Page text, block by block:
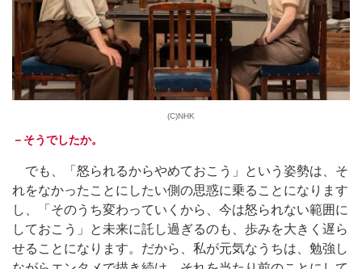
(C)NHK
－そうでしたか。
でも、「怒られるからやめておこう」という姿勢は、そ
れをなかったことにしたい側の思惑に乗ることになります
し、「そのうち変わっていくから、今は怒られない範囲に
しておこう」と未来に託し過ぎるのも、歩みを大きく遅ら
せることになります。だから、私が元気なうちは、勉強し